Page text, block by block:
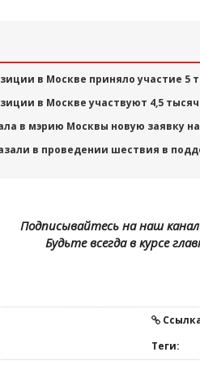
в Москве приняло участие 5
в Москве участвуют 4,5
в мэрию Москвы новую заявку
в проведении шествия в
Подписывайтесь на наш
Будьте всегда в курсе
Теги: